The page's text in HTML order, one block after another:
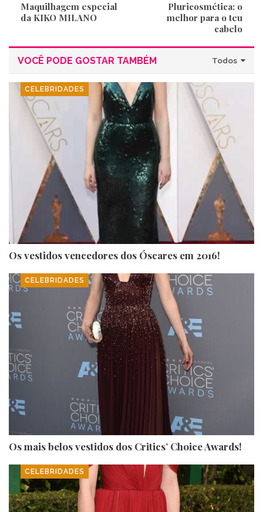
Maquilhagem especial
da KIKO MILANO
Pluricosmética: o
melhor para o teu
cabelo
Todos
VOCÊ PODE GOSTAR TAMBÉM
CELEBRIDADES
Os vestidos vencedores dos Óscares em 2016!
CELEBRIDADES
Os mais belos vestidos dos Critics’ Choice Awards!
CELEBRIDADES